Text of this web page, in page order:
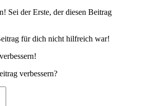
Sei der Erste, der diesen Beitrag
für dich nicht hilfreich war!
verbessern?